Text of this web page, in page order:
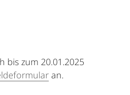
bis zum 20.01.2025
an.